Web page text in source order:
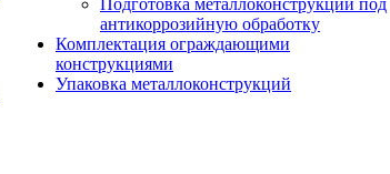
Подготовка металлоконструкций под
антикоррозийную обработку
Комплектация ограждающими
конструкциями
Упаковка металлоконструкций